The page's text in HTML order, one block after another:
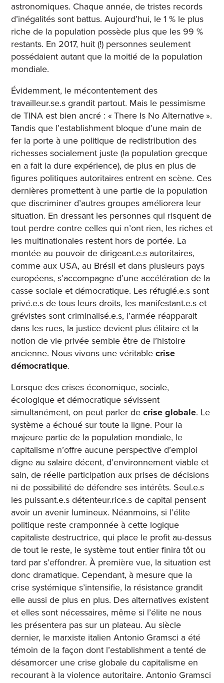
astronomiques. Chaque année, de tristes records
d’inégalités sont battus. Aujourd’hui, le 1 % le plus
riche de la population possède plus que les 99 %
restants. En 2017, huit (!) personnes seulement
possédaient autant que la moitié de la population
mondiale.
Évidemment, le mécontentement des
travailleur.se.s grandit partout. Mais le pessimisme
de TINA est bien ancré : « There Is No Alternative ».
Tandis que l’establishment bloque d’une main de
fer la porte à une politique de redistribution des
richesses socialement juste (la population grecque
en a fait la dure expérience), de plus en plus de
figures politiques autoritaires entrent en scène. Ces
dernières promettent à une partie de la population
que discriminer d’autres groupes améliorera leur
situation. En dressant les personnes qui risquent de
tout perdre contre celles qui n’ont rien, les riches et
les multinationales restent hors de portée. La
montée au pouvoir de dirigeant.e.s autoritaires,
comme aux USA, au Brésil et dans plusieurs pays
européens, s’accompagne d’une accélération de la
casse sociale et démocratique. Les réfugié.e.s sont
privé.e.s de tous leurs droits, les manifestant.e.s et
grévistes sont criminalisé.e.s, l’armée réapparait
dans les rues, la justice devient plus élitaire et la
notion de vie privée semble être de l’histoire
ancienne. Nous vivons une véritablecrise
démocratique.
Lorsque des crises économique, sociale,
écologique et démocratique sévissent
simultanément, on peut parler decrise globale. Le
système a échoué sur toute la ligne. Pour la
majeure partie de la population mondiale, le
capitalisme n’offre aucune perspective d’emploi
digne au salaire décent, d’environnement viable et
sain, de réelle participation aux prises de décisions
ni de possibilité de défendre ses intérêts. Seul.e.s
les puissant.e.s détenteur.rice.s de capital pensent
avoir un avenir lumineux. Néanmoins, si l’élite
politique reste cramponnée à cette logique
capitaliste destructrice, qui place le profit au-dessus
de tout le reste, le système tout entier finira tôt ou
tard par s’effondrer. À première vue, la situation est
donc dramatique. Cependant, à mesure que la
crise systémique s’intensifie, la résistance grandit
elle aussi de plus en plus. Des alternatives existent
et elles sont nécessaires, même si l’élite ne nous
les présentera pas sur un plateau. Au siècle
dernier, le marxiste italien Antonio Gramsci a été
témoin de la façon dont l’establishment a tenté de
désamorcer une crise globale du capitalisme en
recourant à la violence autoritaire. Antonio Gramsci